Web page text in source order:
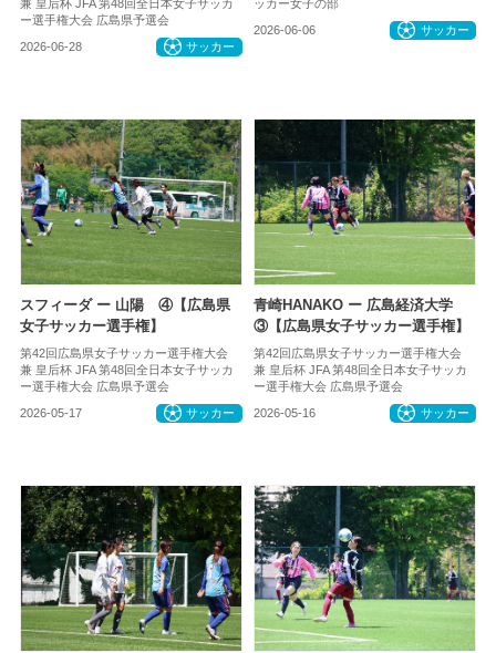
兼 皇后杯 JFA 第48回全日本女子サッカ
ー選手権大会 広島県予選会
2026-06-28 サッカー
ッカー女子の部
2026-06-06 サッカー
スフィーダ ー 山陽 ④【広島県
女子サッカー選手権】
第42回広島県女子サッカー選手権大会
兼 皇后杯 JFA 第48回全日本女子サッカ
ー選手権大会 広島県予選会
2026-05-17 サッカー
青崎HANAKO ー 広島経済大学
③【広島県女子サッカー選手権】
第42回広島県女子サッカー選手権大会
兼 皇后杯 JFA 第48回全日本女子サッカ
ー選手権大会 広島県予選会
2026-05-16 サッカー